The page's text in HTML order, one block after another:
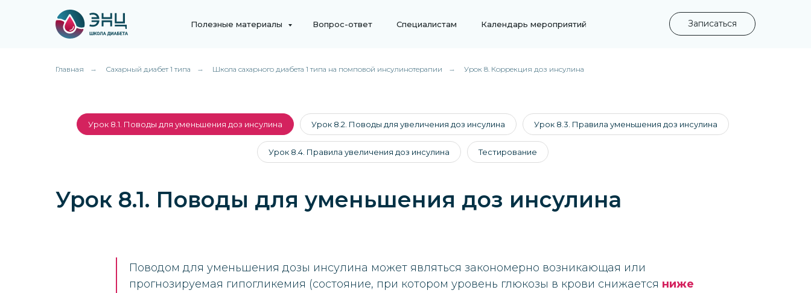
Полезные материалы Вопрос-ответ Специалистам Календарь мероприятий Записаться
Главная → Сахарный диабет 1 типа → Школа сахарного диабета 1 типа на помповой инсулинотерапии → Урок 8. Коррекция доз инсулина
Урок 8.1. Поводы для уменьшения доз инсулина Урок 8.2. Поводы для увеличения доз инсулина Урок 8.3. Правила уменьшения доз инсулина
Урок 8.4. Правила увеличения доз инсулина Тестирование
Урок 8.1. Поводы для уменьшения доз инсулина
Поводом для уменьшения дозы инсулина может являться закономерно возникающая или
прогнозируемая гипогликемия (состояние, при котором уровень глюкозы в крови снижается ниже